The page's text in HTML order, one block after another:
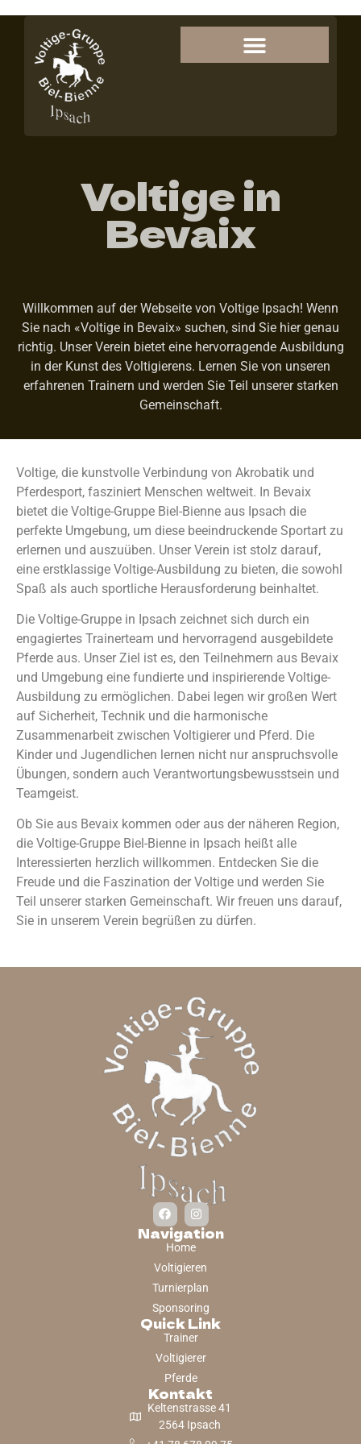
Voltige in
Bevaix
Willkommen auf der Webseite von Voltige Ipsach! Wenn
Sie nach «Voltige in Bevaix» suchen, sind Sie hier genau
richtig. Unser Verein bietet eine hervorragende Ausbildung
in der Kunst des Voltigierens. Lernen Sie von unseren
erfahrenen Trainern und werden Sie Teil unserer starken
Gemeinschaft.
Voltige, die kunstvolle Verbindung von Akrobatik und
Pferdesport, fasziniert Menschen weltweit. In Bevaix
bietet die Voltige-Gruppe Biel-Bienne aus Ipsach die
perfekte Umgebung, um diese beeindruckende Sportart zu
erlernen und auszuüben. Unser Verein ist stolz darauf,
eine erstklassige Voltige-Ausbildung zu bieten, die sowohl
Spaß als auch sportliche Herausforderung beinhaltet.
Die Voltige-Gruppe in Ipsach zeichnet sich durch ein
engagiertes Trainerteam und hervorragend ausgebildete
Pferde aus. Unser Ziel ist es, den Teilnehmern aus Bevaix
und Umgebung eine fundierte und inspirierende Voltige-
Ausbildung zu ermöglichen. Dabei legen wir großen Wert
auf Sicherheit, Technik und die harmonische
Zusammenarbeit zwischen Voltigierer und Pferd. Die
Kinder und Jugendlichen lernen nicht nur anspruchsvolle
Übungen, sondern auch Verantwortungsbewusstsein und
Teamgeist.
Ob Sie aus Bevaix kommen oder aus der näheren Region,
die Voltige-Gruppe Biel-Bienne in Ipsach heißt alle
Interessierten herzlich willkommen. Entdecken Sie die
Freude und die Faszination der Voltige und werden Sie
Teil unserer starken Gemeinschaft. Wir freuen uns darauf,
Sie in unserem Verein begrüßen zu dürfen.
Navigation
Home
Voltigieren
Turnierplan
Sponsoring
Quick Link
Trainer
Voltigierer
Pferde
Kontakt
Keltenstrasse 41
2564 Ipsach